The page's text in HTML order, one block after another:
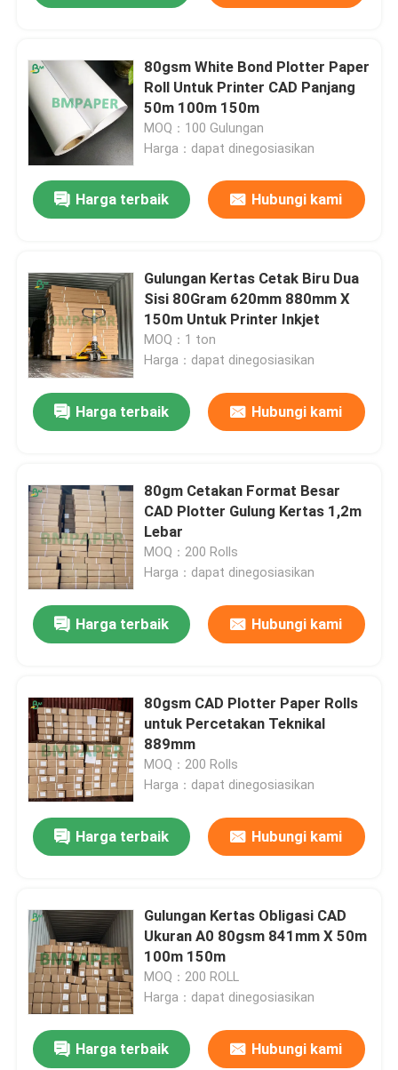
Kertas Plotter CAD
Kertas offset yang tidak dilapisi
Papan Kertas Stok Piala
Kertas Bebas Kayu Tanpa Lapisan
Kertas Kotak Makanan
Papan Dupleks Dilapisi
Papan Penjilid Buku
Kertas Mengkilap C2S
Papan Liner Kraft
Kertas Pembungkus Makanan
Lembar Karton Bergelombang
Kertas kraft MG
Papan Kertas Bristol
Gulungan Kertas Koran
80gsm White Bond Plotter Paper
Roll Untuk Printer CAD Panjang
50m 100m 150m
MOQ：100 Gulungan
Harga：dapat dinegosiasikan
Harga terbaik Hubungi kami
Gulungan Kertas Cetak Biru Dua
Sisi 80Gram 620mm 880mm X
150m Untuk Printer Inkjet
MOQ：1 ton
Harga：dapat dinegosiasikan
Harga terbaik Hubungi kami
80gm Cetakan Format Besar
CAD Plotter Gulung Kertas 1,2m
Lebar
MOQ：200 Rolls
Harga：dapat dinegosiasikan
Harga terbaik Hubungi kami
80gsm CAD Plotter Paper Rolls
untuk Percetakan Teknikal
889mm
MOQ：200 Rolls
Harga：dapat dinegosiasikan
Harga terbaik Hubungi kami
Gulungan Kertas Obligasi CAD
Ukuran A0 80gsm 841mm X 50m
100m 150m
MOQ：200 ROLL
Harga：dapat dinegosiasikan
Harga terbaik Hubungi kami